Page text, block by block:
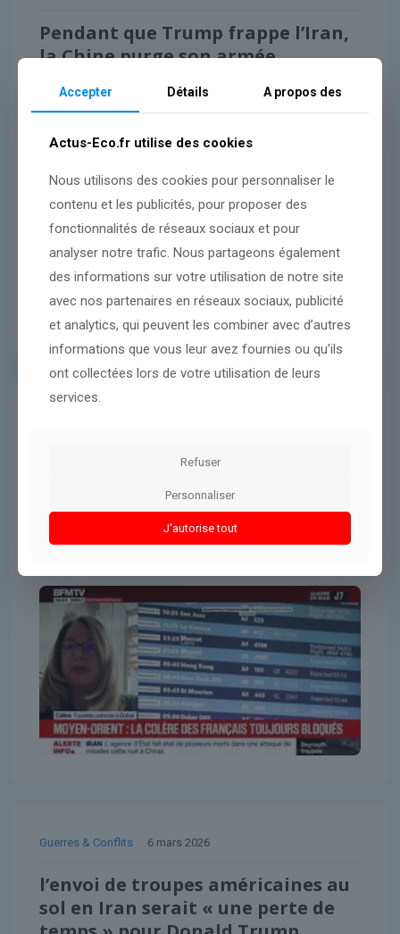
Pendant que Trump frappe l’Iran,
la Chine purge son armée
Lire l'article
la colère des Français toujours
Guerres & Conflits 6 mars 2026
l’envoi de troupes américaines au
sol en Iran serait « une perte de
Accepter Détails A propos des
Actus-Eco.fr utilise des cookies
Nous utilisons des cookies pour personnaliser le
contenu et les publicités, pour proposer des
fonctionnalités de réseaux sociaux et pour
analyser notre trafic. Nous partageons également
des informations sur votre utilisation de notre site
avec nos partenaires en réseaux sociaux, publicité
et analytics, qui peuvent les combiner avec d’autres
informations que vous leur avez fournies ou qu’ils
ont collectées lors de votre utilisation de leurs
services.
Refuser
Personnaliser
J'autorise tout